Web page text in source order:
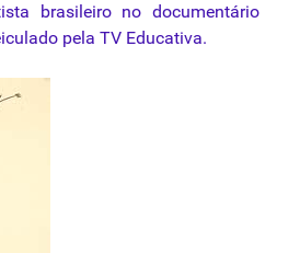
brasileiro no documentário
pela TV Educativa.